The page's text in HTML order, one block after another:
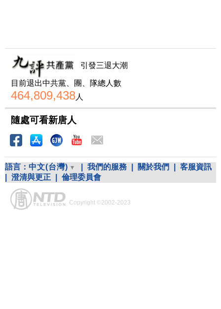
引發三退大潮
目前退出中共黨、團、隊總人數
464,809,438人
隨處可看新唐人
語言： 中文(台灣) 我們的服務 關於我們
客服資訊
澄清與更正 倫理委員會
Copyright ©2002-2023